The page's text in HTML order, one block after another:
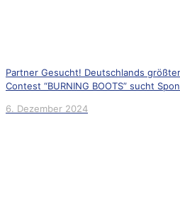
Partner Gesucht! Deutschlands
Contest “BURNING BOOTS” sucht
6. Dezember 2024